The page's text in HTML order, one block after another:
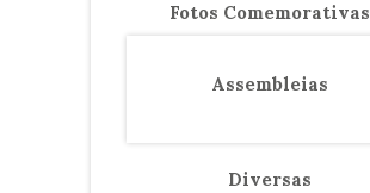
Fotos Comemorativas
Assembleias
Diversas